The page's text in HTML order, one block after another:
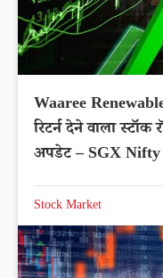
Waaree
रिटर्न देने वाला
अपडेट – SGX Nifty
Stock Market